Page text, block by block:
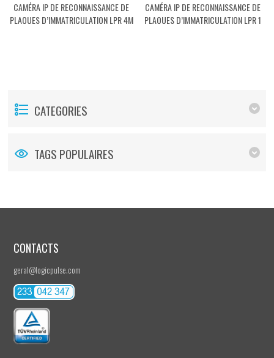
CAMÉRA IP DE RECONNAISSANCE DE
PLAQUES D’IMMATRICULATION LPR 4M
CAMÉRA IP DE RECONNAISSANCE DE
PLAQUES D’IMMATRICULATION LPR 1
CATEGORIES
TAGS POPULAIRES
CONTACTS
geral@logicpulse.com